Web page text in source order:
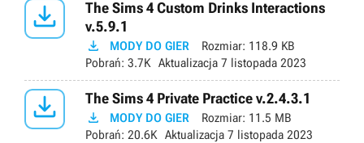

The Sims 4 Custom Drinks Interactions
v.5.9.1
 MODY DO GIER Rozmiar: 118.9 KB
Pobrań: 3.7K Aktualizacja 7 listopada 2023
 The Sims 4 Private Practice v.2.4.3.1
 MODY DO GIER Rozmiar: 11.5 MB
Pobrań: 20.6K Aktualizacja 7 listopada 2023